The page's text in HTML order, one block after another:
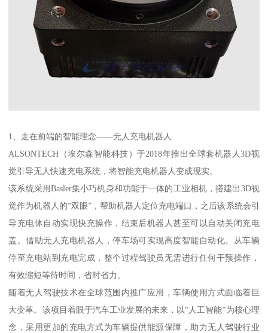
1、走在前端的智能理念——无人充电机器人
ALSONTECH（埃尔森智能科技）于2018年推出全球套机器人3D视
觉引导无人快速充电系统，将智能充电机器人变成现实。
该系统采用Basler集小巧机身和功能于一体的工业相机，搭建出3D视
觉作为机器人的“双眼”，帮助机器人定位充电端口，之后该系统会引
导充电体自动实现快充操作，结束后机器人甚至可以自动关闭充电
盖。借助无人充电机器人，停车场可实现高度智能自动化。从车辆
停至充电站到充电完成，整个过程驾驶员无需进行任何干预操作，
有效缩短等待时间，省时省力。
随着无人驾驶技术在全球范围内推广应用，车辆使用方式面临着巨
大变革。该项目着眼于汽车工业发展的未来，以“人工智能”为核心理
念，采用更加的充电方式为车辆提供能源保障，助力无人驾驶行业